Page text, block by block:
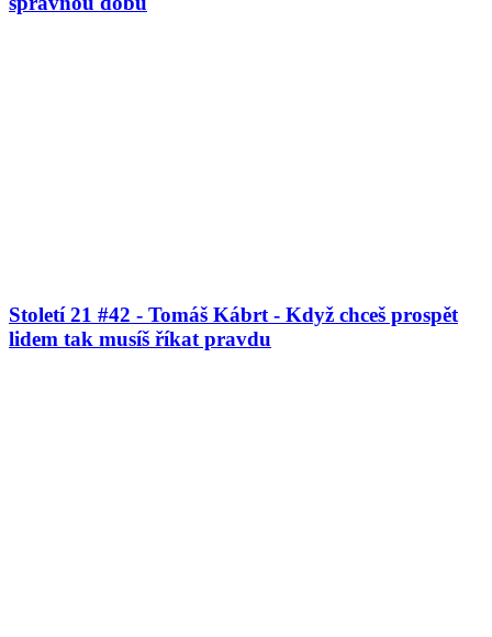
Století 21 #42 - Tomáš Kábrt - Když chceš prospět
lidem tak musíš říkat pravdu